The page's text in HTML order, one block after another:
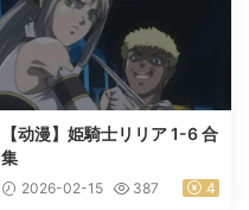
【动漫】姫騎士リリア 1-6 合
集
2026-02-15 387 4